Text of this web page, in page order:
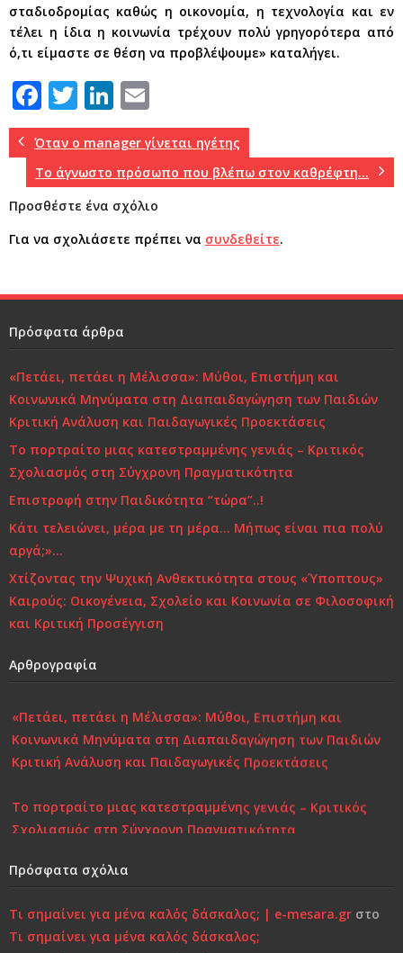
σταδιοδρομίας καθώς η οικονομία, η τεχνολογία και εν
τέλει η ίδια η κοινωνία τρέχουν πολύ γρηγορότερα από
ό,τι είμαστε σε θέση να προβλέψουμε» καταλήγει.
F
a
c
e
b
o
k
T
w
it
te
r
Li
n
k
e
dI
n
m
ai
l
Όταν ο manager γίνεται ηγέτης
Το άγνωστο πρόσωπο που βλέπω στον καθρέφτη…
Προσθέστε ένα σχόλιο
Για να σχολιάσετε πρέπει να συνδεθείτε.
Πρόσφατα άρθρα
«Πετάει, πετάει η Μέλισσα»: Μύθοι, Επιστήμη και
Κοινωνικά Μηνύματα στη Διαπαιδαγώγηση των Παιδιών
Κριτική Ανάλυση και Παιδαγωγικές Προεκτάσεις
Το πορτραίτο μιας κατεστραμμένης γενιάς – Κριτικός
Σχολιασμός στη Σύγχρονη Πραγματικότητα
Επιστροφή στην Παιδικότητα “τώρα”..!
Κάτι τελειώνει, μέρα με τη μέρα… Μήπως είναι πια πολύ
αργά;»…
Χτίζοντας την Ψυχική Ανθεκτικότητα στους «Ύποπτους»
Καιρούς: Οικογένεια, Σχολείο και Κοινωνία σε Φιλοσοφική
και Κριτική Προσέγγιση
Αρθρογραφία
Κοινωνικά Μηνύματα στη Διαπαιδαγώγηση των Παιδιών
Κριτική Ανάλυση και Παιδαγωγικές Προεκτάσεις
Σχολιασμός στη Σύγχρονη Πραγματικότητα
Επιστροφή στην Παιδικότητα “τώρα”..!
Κάτι τελειώνει, μέρα με τη μέρα… Μήπως είναι πια πολύ
αργά;»…
Πρόσφατα σχόλια
Τι σημαίνει για μένα καλός δάσκαλος; | e-mesara.gr στο
Τι σημαίνει για μένα καλός δάσκαλος;